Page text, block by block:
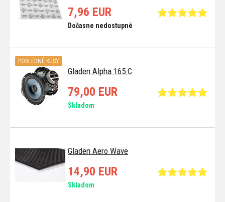
7,96 EUR
Dočasne nedostupné
Gladen Alpha 165 C
POSLEDNÉ KUSY
79,00 EUR
Skladom
Gladen Aero Wave
14,90 EUR
Skladom